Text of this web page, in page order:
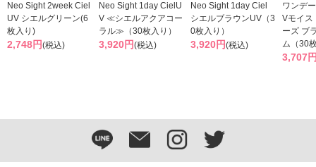
Neo Sight 2week Ciel
UV シエルグリーン(6
枚入り)
2,748円(税込)
Neo Sight 1day CielU
V ≪シエルアクアコー
ラル≫（30枚入り）
3,920円(税込)
Neo Sight 1day Ciel
シエルブラウンUV（3
0枚入り）
3,920円(税込)
ワンデ
Vモイス
ーズ ブ
ム（30
3,707